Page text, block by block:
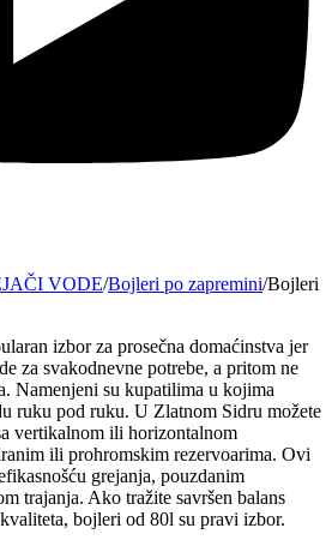
VODE/Bojleri po zapremini/Bojleri
izbor za prosečna domaćinstva jer
za svakodnevne potrebe, a pritom ne
Namenjeni su kupatilima u kojima
ruku pod ruku. U Zlatnom Sidru možete
vertikalnom ili horizontalnom
ili prohromskim rezervoarima. Ovi
grejanja, pouzdanim
trajanja. Ako tražite savršen balans
bojleri od 80l su pravi izbor.